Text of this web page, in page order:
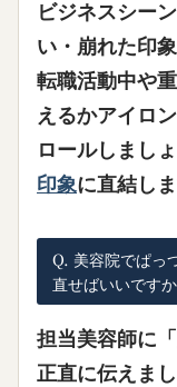
ビジネスシー
い・崩れた印
転職活動中や
えるかアイロ
ロールしまし
印象に直結しま
Q. 美容院でぱっ
直せばいいです
担当美容師に
正直に伝えま